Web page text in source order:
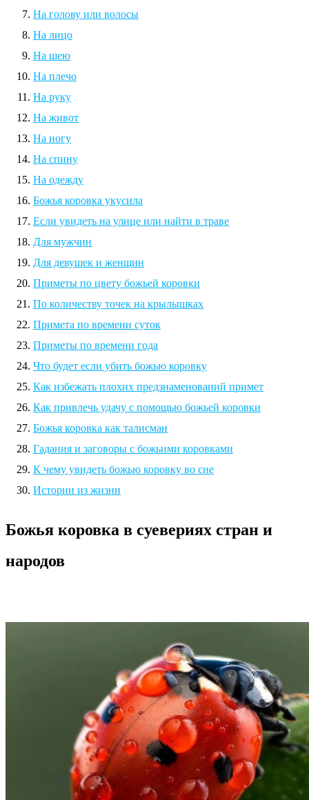
На голову или волосы
На лицо
На шею
На плечо
На руку
На живот
На ногу
На спину
На одежду
Божья коровка укусила
Если увидеть на улице или найти в траве
Для мужчин
Для девушек и женщин
Приметы по цвету божьей коровки
По количеству точек на крылышках
Примета по времени суток
Приметы по времени года
Что будет если убить божью коровку
Как избежать плохих предзнаменований примет
Как привлечь удачу с помощью божьей коровки
Божья коровка как талисман
Гадания и заговоры с божьими коровками
К чему увидеть божью коровку во сне
Истории из жизни
Божья коровка в суевериях стран и
народов